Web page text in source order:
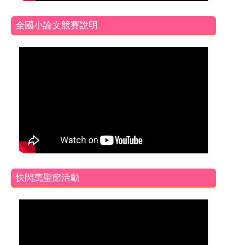
全國小論文競賽說明
快閃萬聖節活動